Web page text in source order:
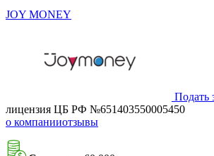
JOY MONEY
Подать
лицензия ЦБ РФ №651403550005450
о компанииотзывы